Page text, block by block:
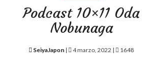
Podcast 10×11 Oda
Nobunaga
SeiyaJapon | 4 marzo, 2022 | 1648